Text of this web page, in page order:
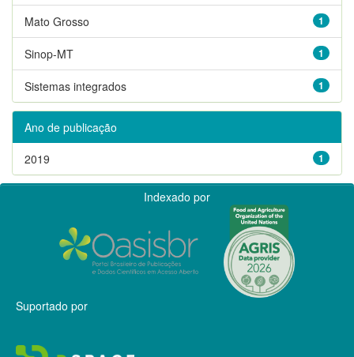
1
Mato Grosso
1
Sinop-MT
1
Sistemas integrados
Ano de publicação
1
2019
Indexado por
Suportado por